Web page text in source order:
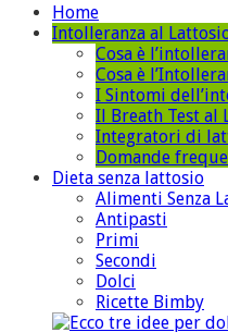
Home
Intolleranza al
Cosa è
Cosa è
I Sintomi
Il Breath Test al
Integratori di
Domande
Dieta senza lattosio
Alimenti Senza
Antipasti
Primi
Secondi
Dolci
Ricette Bimby